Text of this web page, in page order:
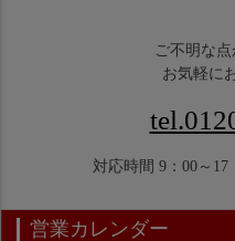
ご不明な
お気軽に
対応時間 9：00～
営業カレンダー